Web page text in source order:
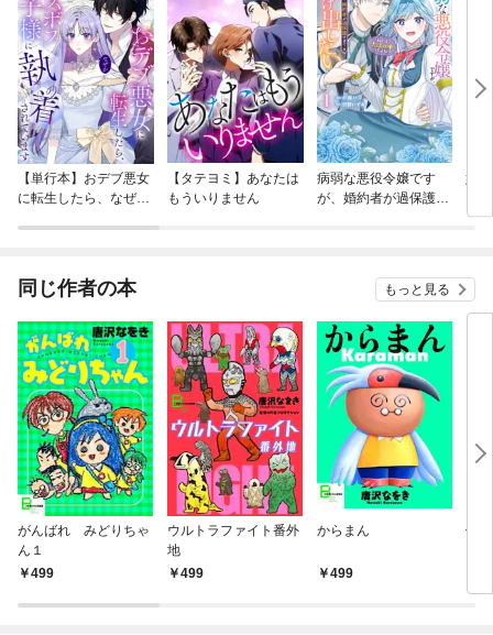
【単行本】おデブ悪女
に転生したら、なぜか
【タテヨミ】あなたは
もういりません
病弱な悪役令嬢です
が、婚約者が過保護す
妹
同じ作者の本 もっと見る
がんばれ みどりちゃ
ん１
499
ウルトラファイト番外
地
499
からまん
499
俺